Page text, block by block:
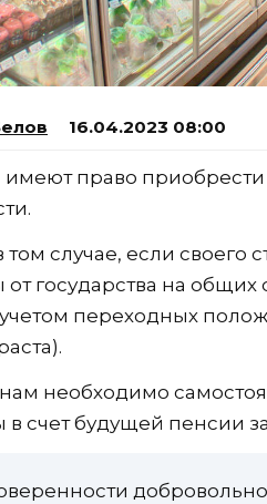
16.04.2023 08:00
право приобрести
случае, если своего
от государства на
переходных
необходимо
в счет будущей пенсии